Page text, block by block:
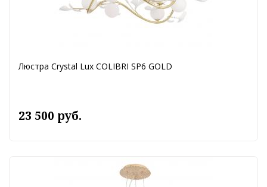
Люстра Crystal Lux COLIBRI SP6 GOLD
23 500 руб.